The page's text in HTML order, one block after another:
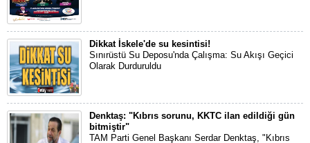
Dikkat İskele'de su kesintisi!
Sınırüstü Su Deposu'nda Çalışma: Su Akışı Geçici
Olarak Durduruldu
Denktaş: "Kıbrıs sorunu, KKTC ilan edildiği gün
bitmiştir"
TAM Parti Genel Başkanı Serdar Denktaş, "Kıbrıs